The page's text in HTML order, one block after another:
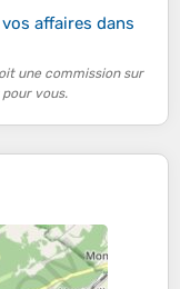
affaires dans
une commission sur
vous.